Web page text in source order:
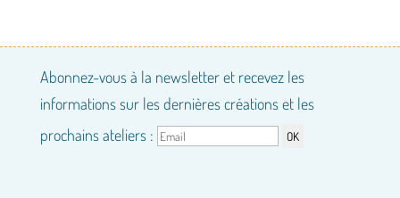
Abonnez-vous à la newsletter et recevez les
informations sur les dernières créations et les
prochains ateliers :